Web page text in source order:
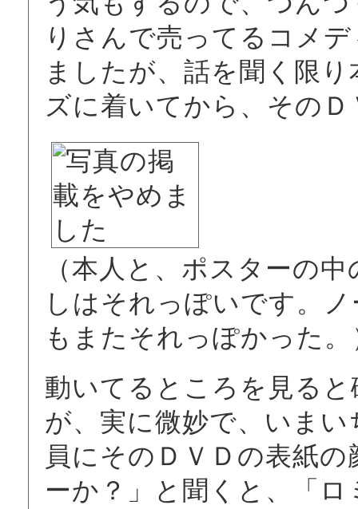
りさんで売ってるコメ
ましたが、話を聞く限
ズに着いてから、その
（本人と、ポスターの
しはそれっぽいです。
もまたそれっぽかった。
動いてるところを見る
が、実に微妙で、いま
員にそのＤＶＤの表紙
ーか？」と聞くと、「